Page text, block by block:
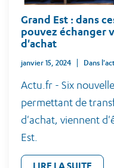
Grand Est : dans
pouvez échanger
d'achat
janvier 15, 2024 Dans
Actu.fr - Six
permettant de
d'achat, viennent
Est.
LIRE LA SUITE